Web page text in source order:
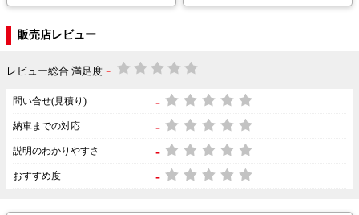
販売店レビュー
レビュー総合 満足度 -
問い合せ(見積り) -
納車までの対応 -
説明のわかりやすさ -
おすすめ度 -